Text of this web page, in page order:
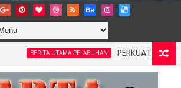
BERITA UTAMA PELABUHAN PERKUAT TATA KELOLA